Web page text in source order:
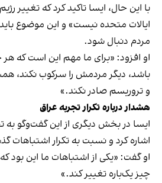
با این حال، ایسا تاکید کرد که تغییر
ایالات متحده نیست» و این موضوع
مردم دنبال شود.
او افزود: «برای ما مهم این است که هر
باشد، دیگر مردمش را سرکوب نکند،
و تروریسم صادر نکند.»
هشدار درباره تکرار تجربه عراق
ایسا در بخش دیگری از این گفت‌وگو به
اشاره کرد و نسبت به تکرار اشتباهات
او گفت: «یکی از اشتباهات ما این بود
چیز یک‌باره تغییر کند.»